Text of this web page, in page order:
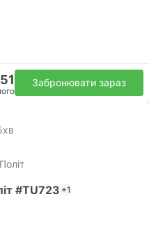
Забронювати зараз
#TU723 +1